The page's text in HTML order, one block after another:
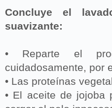
Concluye el
suavizante:
• Reparte el
cuidadosamente, por
• Las proteínas
• El aceite de